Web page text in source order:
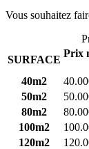
Vous souhaitez
SURFACE
Prix
40m2
50m2
80m2
100m2
120m2